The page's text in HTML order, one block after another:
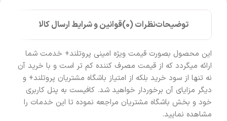
توضیحاتنظرات (0) قوانین و شرایط ارسال کالا
این محصول بصورت قیمت ویژه امینی پروتلند+ خدمت شما
ارائه میگردد که از قیمت مصرف کننده کم تر است و با خرید آن
نه تنها از سود خرید بلکه از امتیاز باشگاه مشتریان پروتلند+ و
دیگر مزایای آن برخوردار خواهید شد. کافیست به پنل کاربری
خود و بخش باشگاه مشتریان مراجعه نموده تا این خدمات را
مشاهده نمایید.